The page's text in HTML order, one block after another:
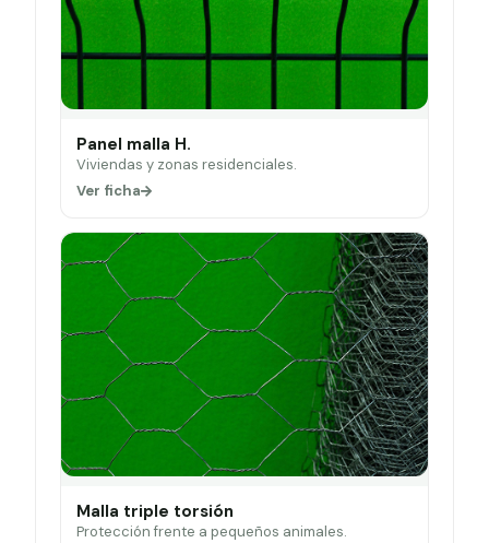
Panel malla H.
Viviendas y zonas residenciales.
Ver ficha
Malla triple torsión
Protección frente a pequeños animales.